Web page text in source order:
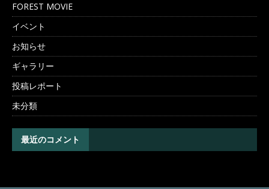
FOREST MOVIE
イベント
お知らせ
ギャラリー
投稿レポート
未分類
最近のコメント